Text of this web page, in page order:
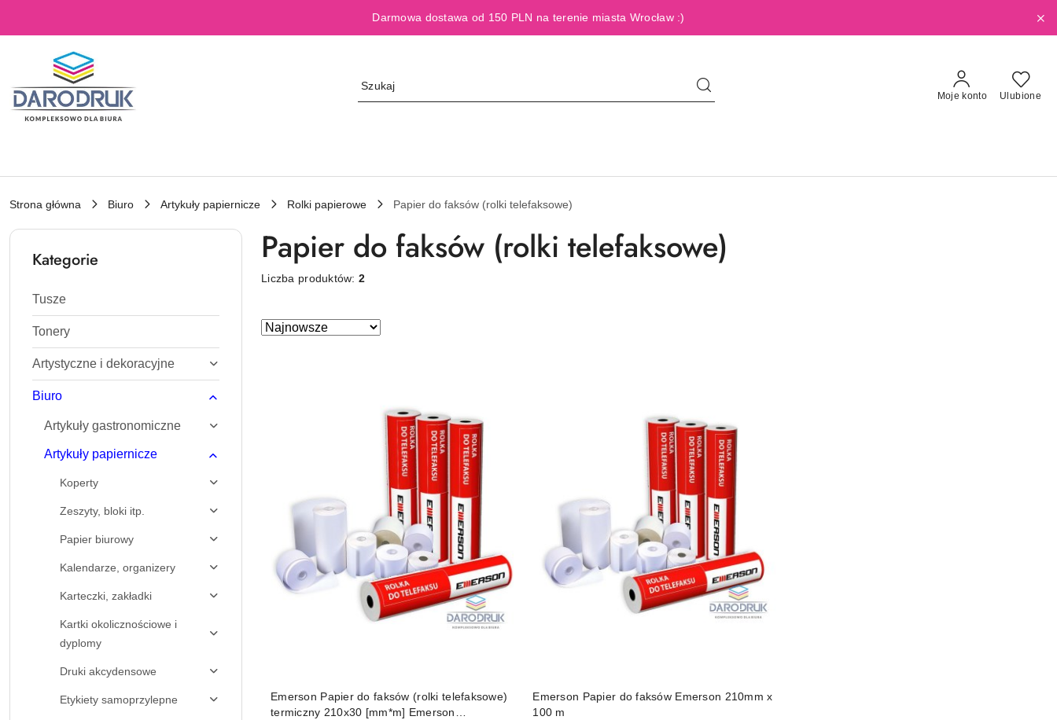
Darmowa dostawa od 150 PLN na terenie miasta Wrocław :)
Moje konto Ulubione
Strona główna Biuro Artykuły papiernicze Rolki papierowe Papier do faksów (rolki telefaksowe)
Kategorie
Tusze
Tonery
Artystyczne i dekoracyjne
Biuro
Artykuły gastronomiczne
Artykuły papiernicze
Koperty
Zeszyty, bloki itp.
Papier biurowy
Kalendarze, organizery
Karteczki, zakładki
Kartki okolicznościowe i
dyplomy
Druki akcydensowe
Etykiety samoprzylepne
Papier do faksów (rolki telefaksowe)
Liczba produktów:2
Zastosowano
Sortuj
Emerson Papier do faksów (rolki telefaksowe)
termiczny 210x30 [mm*m] Emerson
Emerson Papier do faksów Emerson 210mm x
100 m